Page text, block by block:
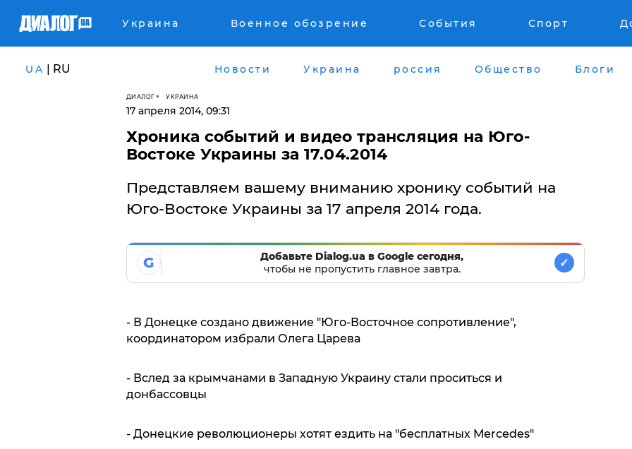
Украина Военное обозрение События Спорт
UA | RU Новости Украина россия Общество Блоги
ДИАЛОГ УКРАИНА
17 апреля 2014, 09:31
Хроника событий и видео трансляция на Юго-
Востоке Украины за 17.04.2014
Представляем вашему вниманию хронику событий на
Юго-Востоке Украины за 17 апреля 2014 года.
G
Добавьте Dialog.ua в Google сегодня,
чтобы не пропустить главное завтра.
✓
- В Донецке создано движение "Юго-Восточное сопротивление",
координатором избрали Олега Царева
- Вслед за крымчанами в Западную Украину стали проситься и
донбассовцы
- Донецкие революционеры хотят ездить на "бесплатных Merсedes"